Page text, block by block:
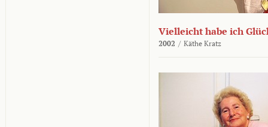
Vielleicht habe ich
2002 / Käthe Kratz